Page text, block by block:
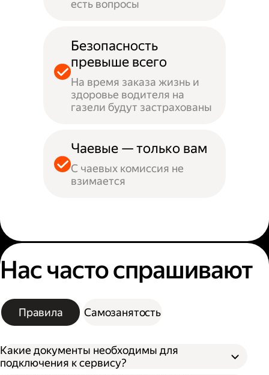
есть вопросы
Безопасность
превыше всего
На время заказа жизнь и
здоровье водителя на
газели будут застрахованы
Чаевые — только вам
С чаевых комиссия не
взимается
Нас часто спрашивают
Правила Самозанятость
Какие документы необходимы для
подключения к сервису?